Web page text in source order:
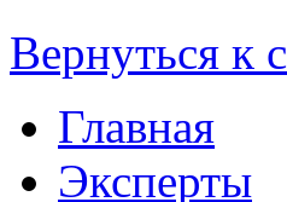
Вернуться к
Главная
Эксперты